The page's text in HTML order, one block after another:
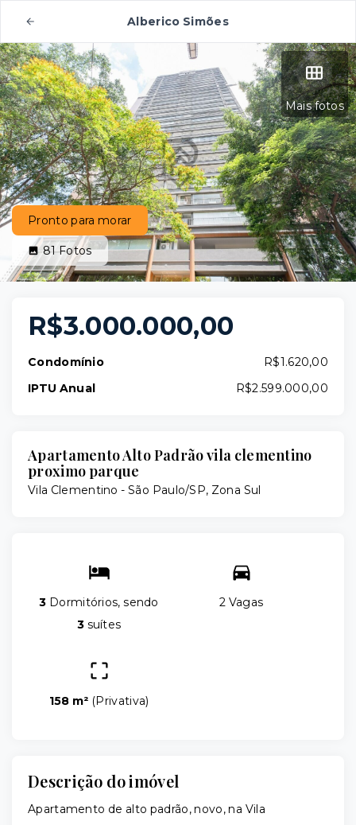
Alberico Simões
Mais fotos
Pronto para morar
81Fotos
R$3.000.000,00
Condomínio
R$1.620,00
IPTU Anual
R$2.599.000,00
Apartamento Alto Padrão vila clementino
proximo parque
Vila Clementino - São Paulo/SP, Zona Sul
3 Dormitórios, sendo
3suítes
2 Vagas
158 m² (Privativa)
Descrição do imóvel
Apartamento de alto padrão, novo, na Vila